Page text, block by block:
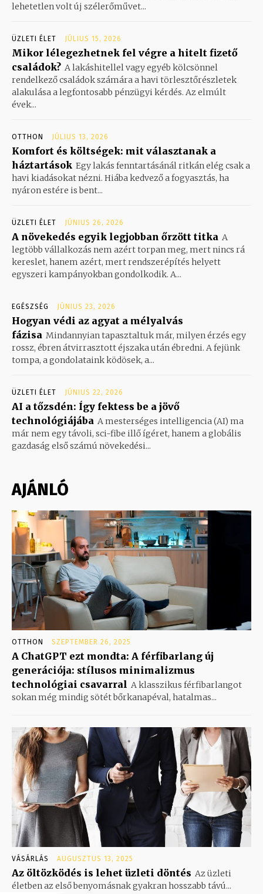
lehetetlen volt új szélerőművet...
ÜZLETI ÉLET JÚLIUS 15, 2026
Mikor lélegezhetnek fel végre a hitelt fizető
családok? A lakáshitellel vagy egyéb kölcsönnel
rendelkező családok számára a havi törlesztőrészletek
alakulása a legfontosabb pénzügyi kérdés. Az elmúlt
évek...
OTTHON JÚLIUS 13, 2026
Komfort és költségek: mit választanak a
háztartások Egy lakás fenntartásánál ritkán elég csak a
havi kiadásokat nézni. Hiába kedvező a fogyasztás, ha
nyáron estére is bent...
ÜZLETI ÉLET JÚNIUS 26, 2026
A növekedés egyik legjobban őrzött titka A
legtöbb vállalkozás nem azért torpan meg, mert nincs rá
kereslet, hanem azért, mert rendszerépítés helyett
egyszeri kampányokban gondolkodik. A...
EGÉSZSÉG JÚNIUS 23, 2026
Hogyan védi az agyat a mélyalvás
fázisa Mindannyian tapasztaltuk már, milyen érzés egy
rossz, ébren átvirrasztott éjszaka után ébredni. A fejünk
tompa, a gondolataink ködösek, a...
ÜZLETI ÉLET JÚNIUS 22, 2026
AI a tőzsdén: Így fektess be a jövő
technológiájába A mesterséges intelligencia (AI) ma
már nem egy távoli, sci-fibe illő ígéret, hanem a globális
gazdaság első számú növekedési...
AJÁNLÓ
OTTHON SZEPTEMBER 26, 2025
A ChatGPT ezt mondta: A férfibarlang új
generációja: stílusos minimalizmus
technológiai csavarral A klasszikus férfibarlangot
sokan még mindig sötét bőrkanapéval, hatalmas...
VÁSÁRLÁS AUGUSZTUS 13, 2025
Az öltözködés is lehet üzleti döntés Az üzleti
életben az első benyomásnak gyakran hosszabb távú...